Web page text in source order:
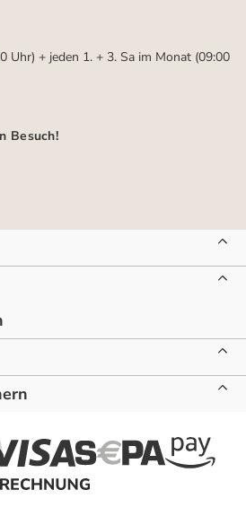
Uhr) + jeden 1. + 3. Sa im Monat (09:00
Besuch!